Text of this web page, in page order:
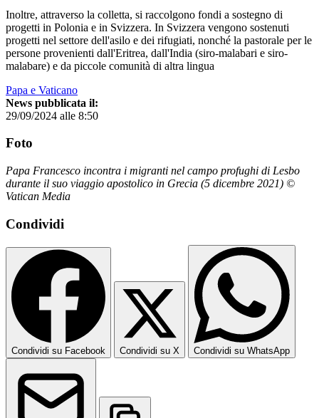
Inoltre, attraverso la colletta, si raccolgono fondi a sostegno di
progetti in Polonia e in Svizzera. In Svizzera vengono sostenuti
progetti nel settore dell'asilo e dei rifugiati, nonché la pastorale per le
persone provenienti dall'Eritrea, dall'India (siro-malabari e siro-
malabare) e da piccole comunità di altra lingua
Papa e Vaticano
News pubblicata il:
29/09/2024 alle 8:50
Foto
Papa Francesco incontra i migranti nel campo profughi di Lesbo
durante il suo viaggio apostolico in Grecia (5 dicembre 2021) ©
Vatican Media
Condividi
Condividi su Facebook Condividi su X Condividi su WhatsApp